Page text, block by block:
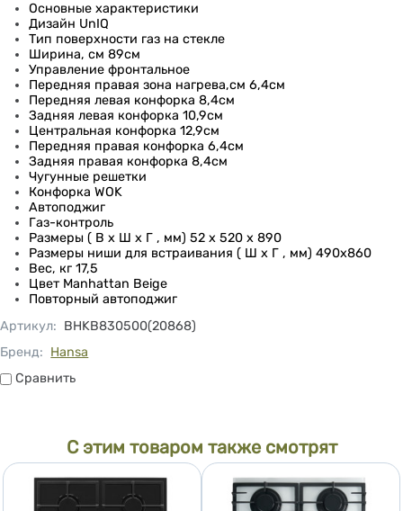
Основные характеристики
Дизайн UnIQ
Тип поверхности газ на стекле
Ширина, см 89см
Управление фронтальное
Передняя правая зона нагрева,см 6,4см
Передняя левая конфорка 8,4см
Задняя левая конфорка 10,9см
Центральная конфорка 12,9см
Передняя правая конфорка 6,4см
Задняя правая конфорка 8,4см
Чугунные решетки
Конфорка WOK
Автоподжиг
Газ-контроль
Размеры ( В х Ш х Г , мм) 52 x 520 x 890
Размеры ниши для встраивания ( Ш х Г , мм) 490х860
Вес, кг 17,5
Цвет Manhattan Beige
Повторный автоподжиг
Артикул: BHKB830500(20868)
Бренд: Hansa
СравнитьСравнить
С этим товаром также смотрят